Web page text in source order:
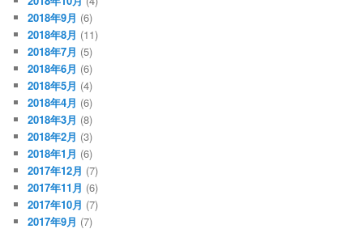
2018年9月 (6)
2018年8月 (11)
2018年7月 (5)
2018年6月 (6)
2018年5月 (4)
2018年4月 (6)
2018年3月 (8)
2018年2月 (3)
2018年1月 (6)
2017年12月 (7)
2017年11月 (6)
2017年10月 (7)
2017年9月 (7)